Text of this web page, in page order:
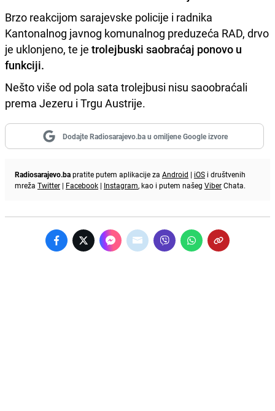
Brzo reakcijom sarajevske policije i radnika
Kantonalnog javnog komunalnog preduzeća RAD, drvo
je uklonjeno, te je trolejbuski saobraćaj ponovo u
funkciji.
Nešto više od pola sata trolejbusi nisu saoobraćali
prema Jezeru i Trgu Austrije.
Dodajte Radiosarajevo.ba u omiljene Google izvore
Radiosarajevo.bapratite putem aplikacije za Android | iOS i društvenih
mreža Twitter | Facebook | Instagram, kao i putem našeg ViberChata.